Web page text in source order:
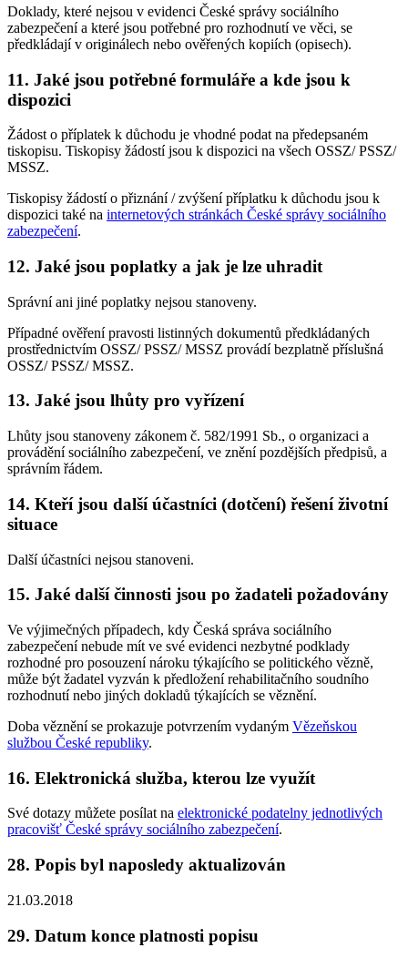
Doklady, které nejsou v evidenci České správy sociálního
zabezpečení a které jsou potřebné pro rozhodnutí ve věci, se
předkládají v originálech nebo ověřených kopiích (opisech).
11. Jaké jsou potřebné formuláře a kde jsou k
dispozici
Žádost o příplatek k důchodu je vhodné podat na předepsaném
tiskopisu. Tiskopisy žádostí jsou k dispozici na všech OSSZ/ PSSZ/
MSSZ.
Tiskopisy žádostí o přiznání / zvýšení příplatku k důchodu jsou k
dispozici také na internetových stránkách České správy sociálního
zabezpečení.
12. Jaké jsou poplatky a jak je lze uhradit
Správní ani jiné poplatky nejsou stanoveny.
Případné ověření pravosti listinných dokumentů předkládaných
prostřednictvím OSSZ/ PSSZ/ MSSZ provádí bezplatně příslušná
OSSZ/ PSSZ/ MSSZ.
13. Jaké jsou lhůty pro vyřízení
Lhůty jsou stanoveny zákonem č. 582/1991 Sb., o organizaci a
provádění sociálního zabezpečení, ve znění pozdějších předpisů, a
správním řádem.
14. Kteří jsou další účastníci (dotčení) řešení životní
situace
Další účastníci nejsou stanoveni.
15. Jaké další činnosti jsou po žadateli požadovány
Ve výjimečných případech, kdy Česká správa sociálního
zabezpečení nebude mít ve své evidenci nezbytné podklady
rozhodné pro posouzení nároku týkajícího se politického vězně,
může být žadatel vyzván k předložení rehabilitačního soudního
rozhodnutí nebo jiných dokladů týkajících se věznění.
Doba věznění se prokazuje potvrzením vydaným Vězeňskou
službou České republiky.
16. Elektronická služba, kterou lze využít
Své dotazy můžete posílat na elektronické podatelny jednotlivých
pracovišť České správy sociálního zabezpečení.
28. Popis byl naposledy aktualizován
21.03.2018
29. Datum konce platnosti popisu